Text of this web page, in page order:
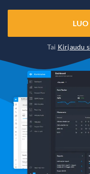
Tai Kirjaudu